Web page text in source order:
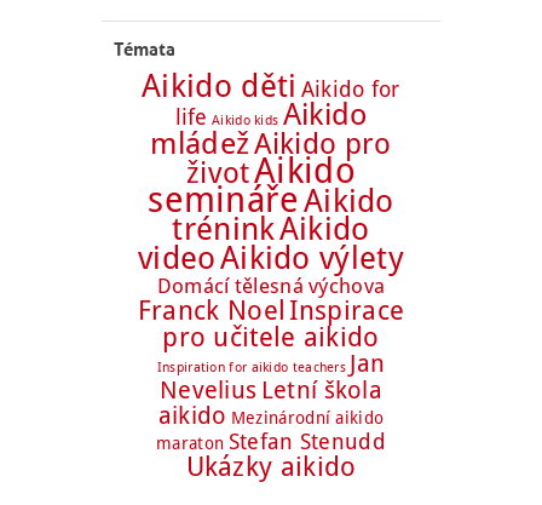
Témata
Aikido děti Aikido for
life Aikido kids Aikido
mládežAikido pro
životAikido
semináře Aikido
tréninkAikido
videoAikido výlety
Domácí tělesná výchova
Franck Noel Inspirace
pro učitele aikido
Inspiration for aikido teachers Jan
Nevelius Letní škola
aikido Mezinárodní aikido
maraton Stefan Stenudd
Ukázky aikido